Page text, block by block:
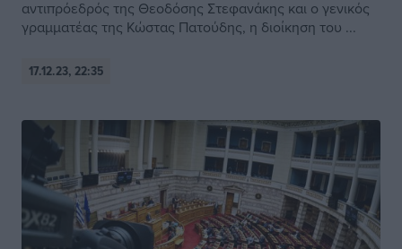
αντιπρόεδρός της Θεοδόσης Στεφανάκης και ο γενικός
γραμματέας της Κώστας Πατούδης, η διοίκηση του ...
17.12.23, 22:35